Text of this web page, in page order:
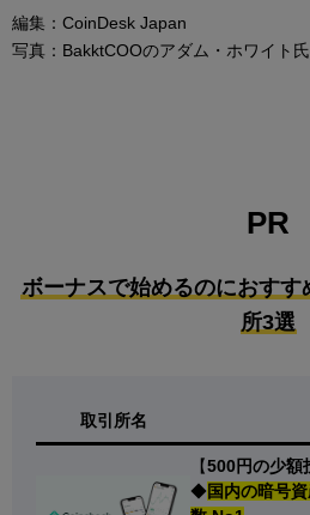
編集：CoinDesk Japan
写真：BakktCOOのアダム・ホワイト
PR
ボーナスで始めるのにおすす
所3選
取引所名
【500円の少額
◆国内の暗号